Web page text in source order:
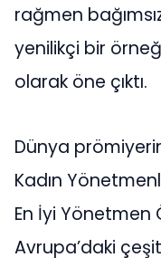
rağmen
yenilikçi bir
olarak öne çıktı.
Dünya
Kadın
En İyi Yönetmen
Avrupa’daki